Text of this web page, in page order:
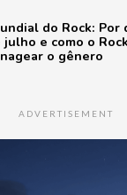
do Rock: Por
julho e como o
o gênero
ADVERTISEMENT